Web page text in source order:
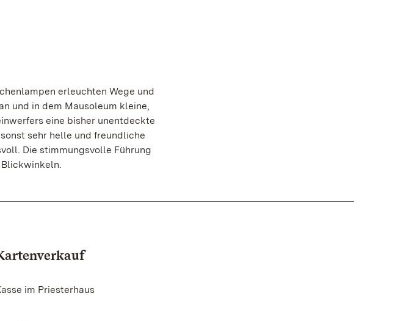
erleuchten Wege und
und in dem Mausoleum kleine,
eine bisher unentdeckte
sehr helle und freundliche
Die stimmungsvolle Führung
im Priesterhaus